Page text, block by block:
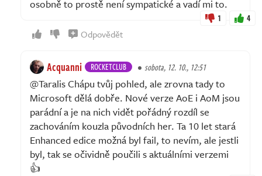
osobně to prostě není sympatické a vadí mi to.
1 4
Odpovědět
Acquanni ROCKETCLUB sobota, 12. 10., 12:51
@Taralis Chápu tvůj pohled, ale zrovna tady to
Microsoft dělá dobře. Nové verze AoE i AoM jsou
parádní a je na nich vidět pořádný rozdíl se
zachováním kouzla původních her. Ta 10 let stará
Enhanced edice možná byl fail, to nevím, ale jestli
byl, tak se očividně poučili s aktuálními verzemi
👍